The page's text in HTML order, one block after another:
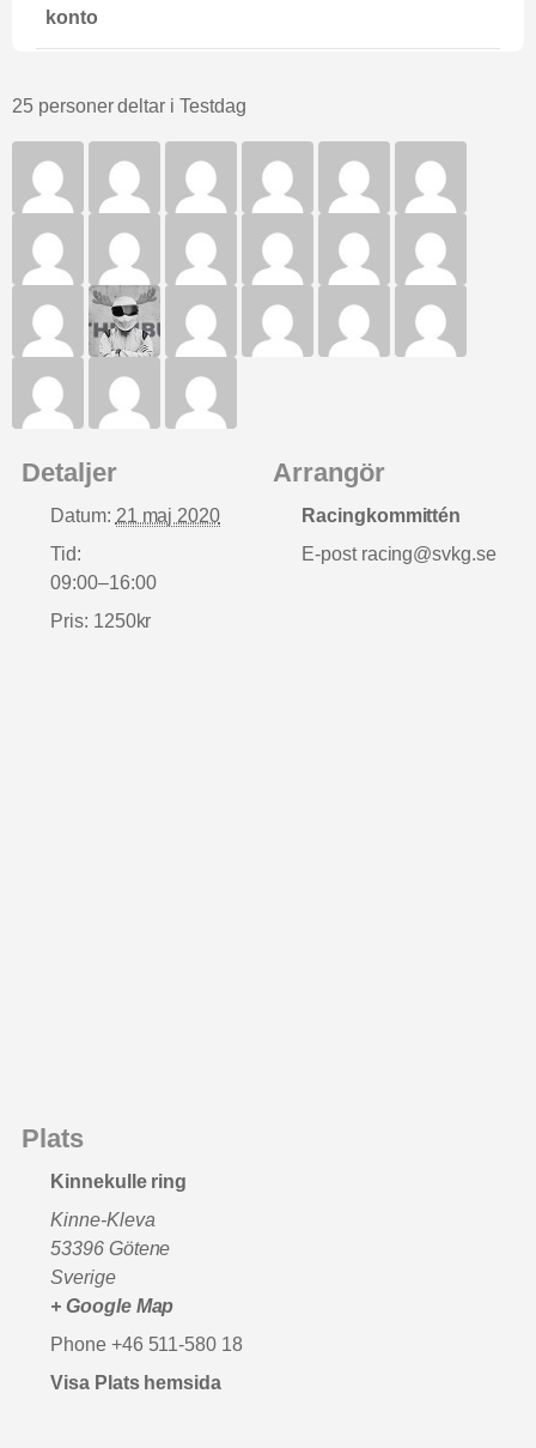
Detaljer
Datum: 21 maj 2020
Tid:
09:00–16:00
Pris: 1250kr
Arrangör
Racingkommittén
E-post racing@svkg.se
Plats
Kinnekulle ring
Kinne-Kleva
53396 Götene
Sverige
+ Google Map
Phone +46 511-580 18
Visa Plats hemsida
konto
25 personer deltar i Testdag